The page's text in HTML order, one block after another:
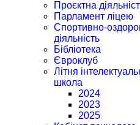
Проєктна
Парламент ліцею
Спортивно-
діяльність
Бібліотека
Євроклуб
Літня
школа
2024
2023
2025